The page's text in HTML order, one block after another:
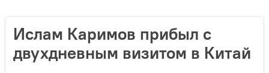
Ислам Каримов прибыл с
двухдневным визитом в Китай